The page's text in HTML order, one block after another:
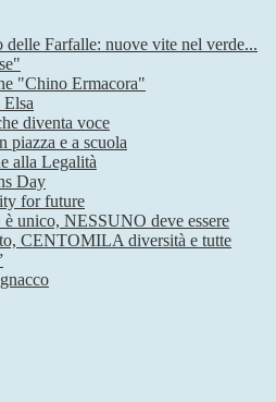
Farfalle: nuove vite nel verde...
"Chino Ermacora"
diventa voce
piazza e a scuola
alla Legalità
Day
for future
unico, NESSUNO deve essere
CENTOMILA diversità e tutte